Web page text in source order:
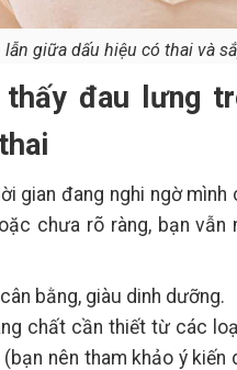
giữa dấu hiệu có thai và
đau lưng
gian đang nghi ngờ
chưa rõ ràng, bạn vẫn
bằng, giàu dinh dưỡng.
chất cần thiết từ các
nên tham khảo ý